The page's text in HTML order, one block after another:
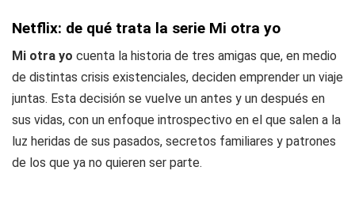
Netflix: de qué trata la serie Mi otra yo
Mi otra yo cuenta la historia de tres amigas que, en medio
de distintas crisis existenciales, deciden emprender un viaje
juntas. Esta decisión se vuelve un antes y un después en
sus vidas, con un enfoque introspectivo en el que salen a la
luz heridas de sus pasados, secretos familiares y patrones
de los que ya no quieren ser parte.